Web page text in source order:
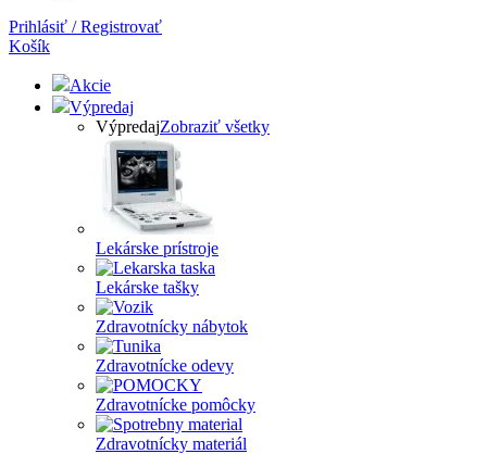
Prihlásiť / Registrovať
Košík
Akcie
Výpredaj
VýpredajZobraziť všetky
Lekárske prístroje
Lekárske tašky
Zdravotnícky nábytok
Zdravotnícke odevy
Zdravotnícke pomôcky
Zdravotnícky materiál